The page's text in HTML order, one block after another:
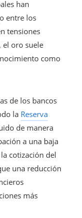
han
entre los
tensiones
el oro suele
como
de los bancos
la Reserva
de manera
a una baja
cotización del
una reducción
más